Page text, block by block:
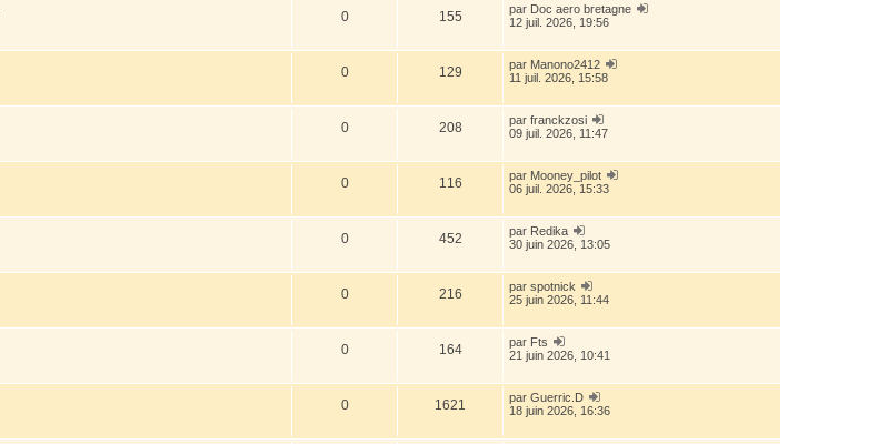
0 155 par Doc aero bretagne
12 juil. 2026, 19:56
0 129 par Manono2412
11 juil. 2026, 15:58
0 208 par franckzosi
09 juil. 2026, 11:47
0 116 par Mooney_pilot
06 juil. 2026, 15:33
0 452 par Redika
30 juin 2026, 13:05
0 216 par spotnick
25 juin 2026, 11:44
0 164 par Fts
21 juin 2026, 10:41
0 1621 par Guerric.D
18 juin 2026, 16:36